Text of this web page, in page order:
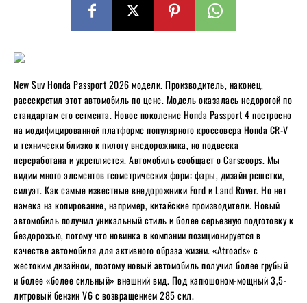
New Suv Honda Passport 2026 модели. Производитель, наконец,
рассекретил этот автомобиль по цене. Модель оказалась недорогой по
стандартам его сегмента. Новое поколение Honda Passport 4 построено
на модифицированной платформе популярного кроссовера Honda CR-V
и технически близко к пилоту внедорожника, но подвеска
переработана и укрепляется. Автомобиль сообщает о Carscoops. Мы
видим много элементов геометрических форм: фары, дизайн решетки,
силуэт. Как самые известные внедорожники Ford и Land Rover. Но нет
намека на копирование, например, китайские производители. Новый
автомобиль получил уникальный стиль и более серьезную подготовку к
бездорожью, потому что новинка в компании позиционируется в
качестве автомобиля для активного образа жизни. «Atroads» с
жестоким дизайном, поэтому новый автомобиль получил более грубый
и более «более сильный» внешний вид. Под капюшоном-мощный 3,5-
литровый бензин V6 с возвращением 285 сил.